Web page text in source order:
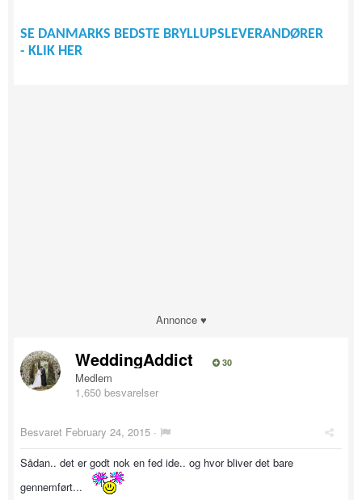
SE DANMARKS BEDSTE BRYLLUPSLEVERANDØRER
- KLIK HER
Annonce ♥
WeddingAddict 30
Medlem
1,650 besvarelser
Besvaret February 24, 2015 ·
Sådan.. det er godt nok en fed ide.. og hvor bliver det bare
gennemført...